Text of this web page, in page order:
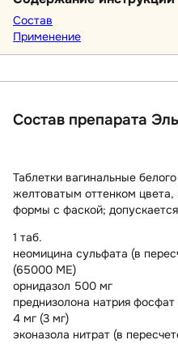
Состав
Применение
Состав препарата
Таблетки вагинальные
желтоватым оттенком цвета,
формы с фаской;
1 таб.
неомицина сульфата (в
(65000 МЕ)
орнидазол 500 мг
преднизолона натрия
4 мг (3 мг)
эконазола нитрат (в